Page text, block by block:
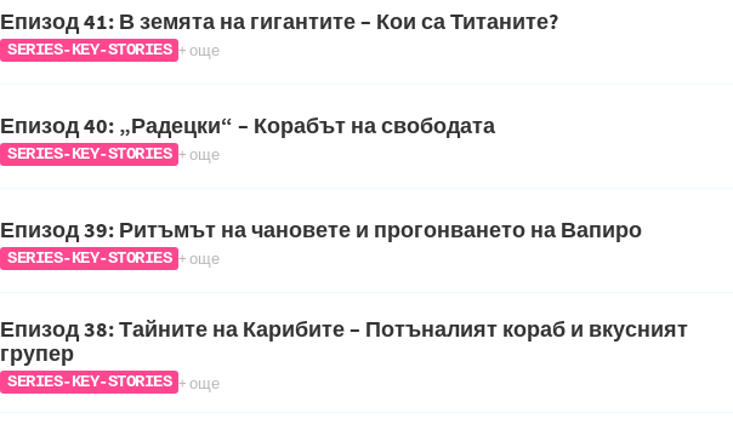
Епизод 41: В земята на гигантите – Кои са Титаните?
SERIES-KEY-STORIES + още
Епизод 40: „Радецки“ – Корабът на свободата
SERIES-KEY-STORIES + още
Епизод 39: Ритъмът на чановете и прогонването на Вапиро
SERIES-KEY-STORIES + още
Епизод 38: Тайните на Карибите – Потъналият кораб и вкусният
групер
SERIES-KEY-STORIES + още